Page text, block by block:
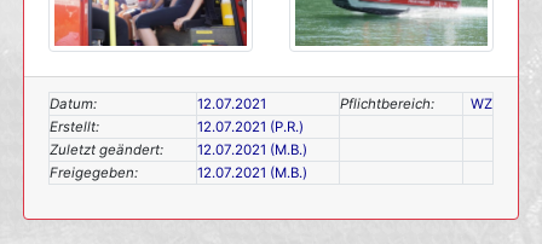
Datum: 12.07.2021 Pflichtbereich:
WZ
Erstellt:
12.07.2021 (P.R.)
Zuletzt geändert:
12.07.2021 (M.B.)
Freigegeben:
12.07.2021 (M.B.)